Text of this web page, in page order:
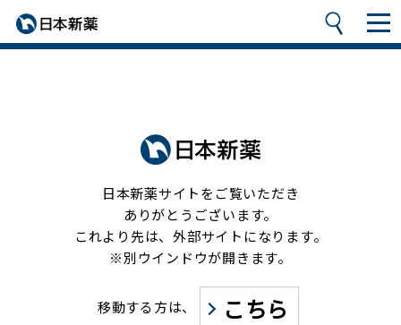
日本新薬サイトをご覧いただき
ありがとうございます。
これより先は、外部サイトになります。
※別ウインドウが開きます。
移動する方は、 こちら